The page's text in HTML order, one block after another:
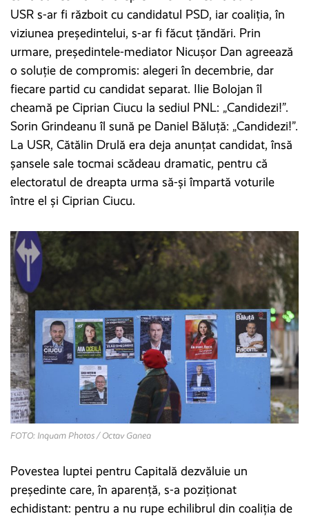
USR s-ar fi războit cu candidatul PSD, iar coaliția, în
viziunea președintelui, s-ar fi făcut țăndări. Prin
urmare, președintele-mediator Nicușor Dan agreează
o soluție de compromis: alegeri în decembrie, dar
fiecare partid cu candidat separat. Ilie Bolojan îl
cheamă pe Ciprian Ciucu la sediul PNL: „Candidezi!”.
Sorin Grindeanu îl sună pe Daniel Băluță: „Candidezi!”.
La USR, Cătălin Drulă era deja anunțat candidat, însă
șansele sale tocmai scădeau dramatic, pentru că
electoratul de dreapta urma să-și împartă voturile
între el și Ciprian Ciucu.
FOTO: Inquam Photos / Octav Ganea
Povestea luptei pentru Capitală dezvăluie un
președinte care, în aparență, s-a poziționat
echidistant: pentru a nu rupe echilibrul din coaliția de